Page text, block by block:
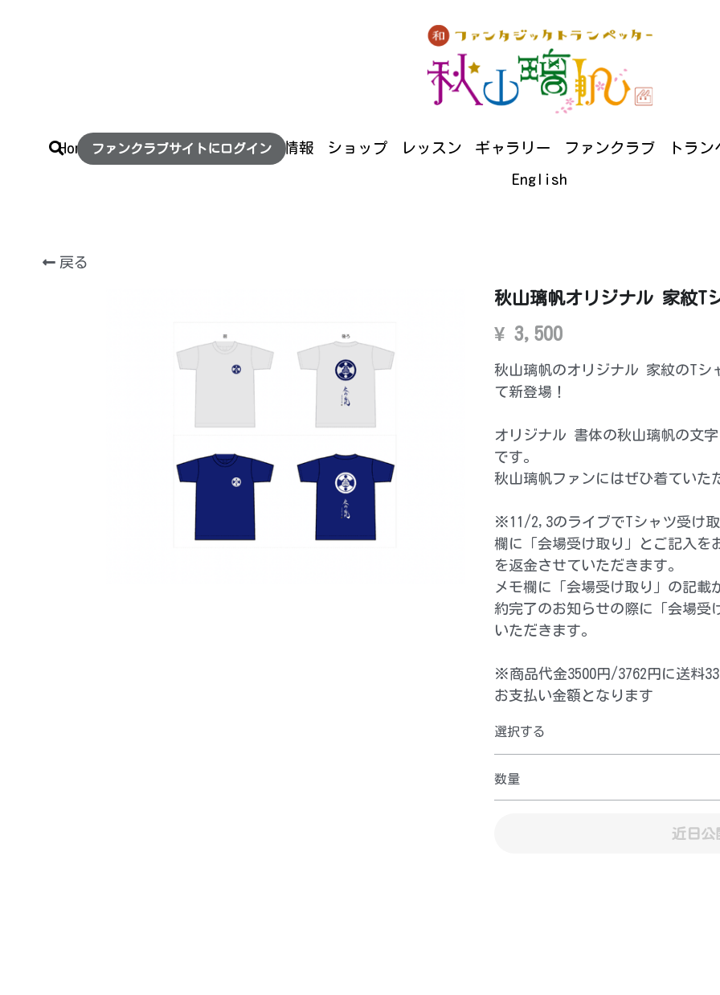
ファンクラブサイトにログイン
Home お仕事について イベント情報 ショップ レッスン ギャラリー ファンクラブ トラ
English
お仕事について イベント情報 ショップ レッスン
トランペットコラム ダウンロード
English
戻る
秋山璃帆オリジナル 家紋T
¥ 3,500
秋山璃帆のオリジナル 家紋のTシ
て新登場！
オリジナル 書体の秋山璃帆の文
です。
秋山璃帆ファンにはぜひ着てい
※11/2,3のライブでTシャツ受け
欄に「会場受け取り」とご記入を
を返金させていただきます。
メモ欄に「会場受け取り」の記載
約完了のお知らせの際に「会場受
いただきます。
※商品代金3500円/3762円に送料
お支払い金額となります
選択する
数量
近日公